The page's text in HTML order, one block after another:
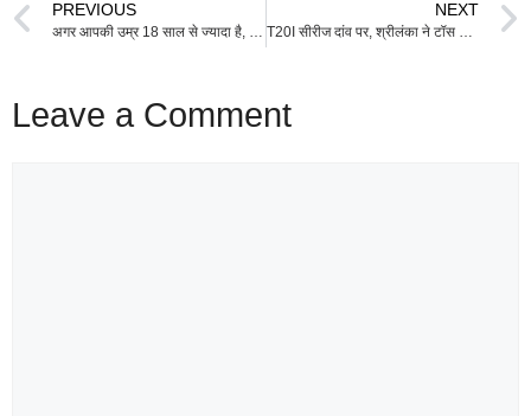
PREVIOUS
अगर आपकी उम्र 18 साल से ज्यादा है, तो यह खबर आपके लिए है—Aadhaar Card को लेकर बड़ा फैसला सामने आया!
NEXT
T20I सीरीज दांव पर, श्रीलंका ने टॉस जीतकर पहले बैटिंग चुनी—अब किसकी होगी जीत?
Leave a Comment